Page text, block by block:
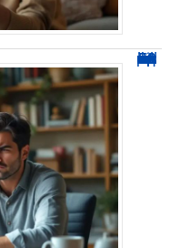
0270 spam : reconnaître ces appels et les bloquer sans erreur